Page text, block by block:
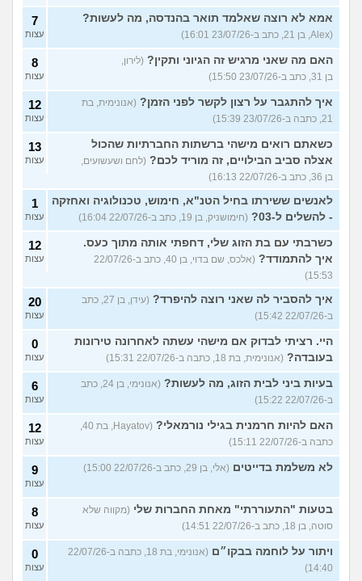
אמא לא רוצה שאלמד תואר בהנדסה, מה לעשות?
(Alex, בן 21, כתב ב-23/07/26 16:01)
7
עצות
האם מה שאני מרגיש זה הגיוני ותקין? (לירון,
בן 31, כתב ב-23/07/26 15:50)
8
עצות
איך להתגבר על רצון לקשר לפני הזמן? (אנונימית, בת
21, כתבה ב-23/07/26 15:39)
12
עצות
כשאתם רואים מישהי ברשתות החברתיות שהכול
אצלה סביב הבילויים, זה מוריד לכם? (לחם ושעשועים,
בן 36, כתב ב-22/07/26 16:13)
13
עצות
לאנשים ששירתו בחיל הטנ"א, חימוש, טכנולוגיה ואחזקה
- להשלים ל-03?
(חימושניק, בן 19, כתב ב-22/07/26 16:04)
1
עצות
כשרבתי עם בת הזוג שלי, דחפתי אותה מתוך כעס.
איך להתמודד?
(אלכס, שם בדוי, בן 40, כתב ב-22/07/26
15:53)
12
עצות
איך להסביר לה שאני רוצה להיפרד?
(עידן, בן 27, כתב
ב-22/07/26 15:42)
20
עצות
היי. רציתי לבדוק אם מישהי עשתה לאחרונה טירונות
בעובדה? (אנונימית, בת 18, כתבה ב-22/07/26 15:31)
0
עצות
בעיות ביני לבית הזוג, מה לעשות?
(אנונימי, בן 24, כתב
ב-22/07/26 15:22)
6
עצות
האם להיות חרמנית בגילי נורמאלי?
(Hayatov, בת 40,
כתבה ב-22/07/26 15:11)
12
עצות
לא משלמת בדייטים (אלי, בן 29, כתב ב-22/07/26 15:00) 9
עצות
בטעות "התעוררתי" מאחת החברות שלי (מקווה שלא
סוטה, בן 18, כתב ב-22/07/26 14:51)
8
עצות
ויתור על לוחמה בבקו״ם
(אנונימי, בת 18, כתבה ב-22/07/26
14:40)
0
עצות